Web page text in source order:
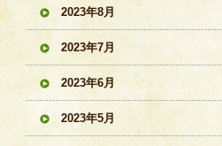
2023年8月
2023年7月
2023年6月
2023年5月